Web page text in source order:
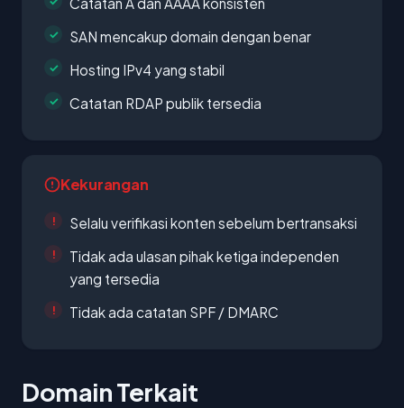
SAN mencakup domain dengan benar
Hosting IPv4 yang stabil
Catatan RDAP publik tersedia
Kekurangan
Selalu verifikasi konten sebelum bertransaksi
Tidak ada ulasan pihak ketiga independen
yang tersedia
Tidak ada catatan SPF / DMARC
Domain Terkait